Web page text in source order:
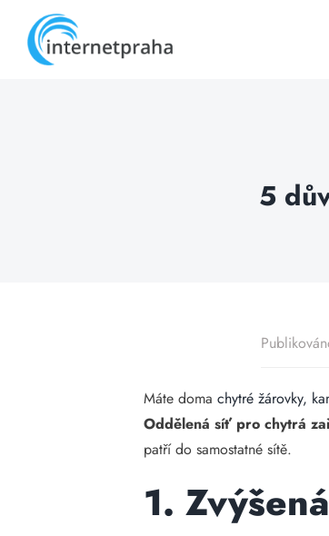
content
5
Máte domachytré žárovky,
Oddělená síť pro chytrá
patří do samostatné sítě.
1.